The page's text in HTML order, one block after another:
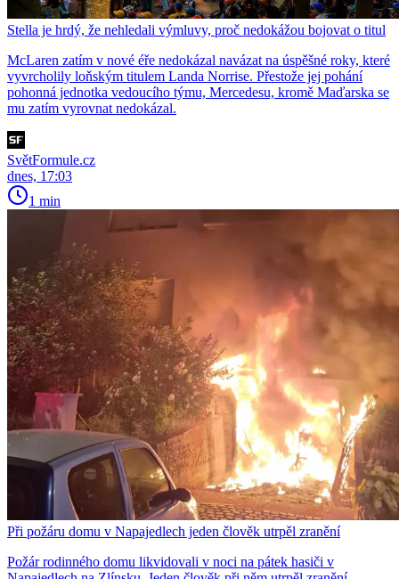
Stella je hrdý, že nehledali výmluvy, proč nedokážou bojovat o titul
McLaren zatím v nové éře nedokázal navázat na úspěšné roky, které
vyvrcholily loňským titulem Landa Norrise. Přestože jej pohání
pohonná jednotka vedoucího týmu, Mercedesu, kromě Maďarska se
mu zatím vyrovnat nedokázal.
SvětFormule.cz
dnes, 17:03
1 min
Při požáru domu v Napajedlech jeden člověk utrpěl zranění
Požár rodinného domu likvidovali v noci na pátek hasiči v